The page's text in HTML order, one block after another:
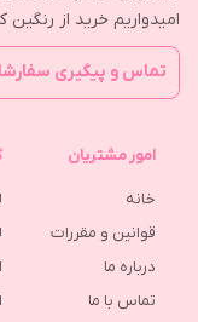
امیدواریم خرید از
تماس و پیگیری سفارشات:
امور مشتریان
خانه
قوانین و مقررات
درباره ما
تماس با ما